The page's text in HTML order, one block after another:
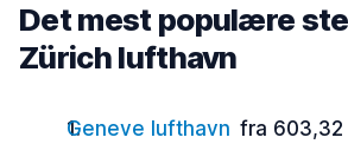
Det mest populære
Zürich lufthavn
Geneve lufthavn fra 603,32